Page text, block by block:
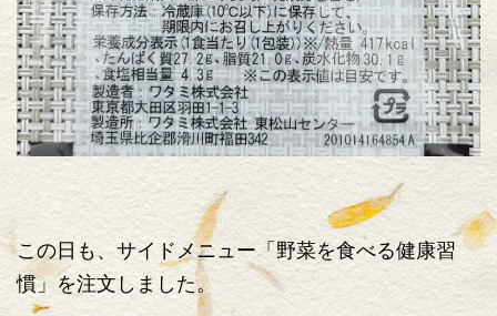
この日も、サイドメニュー「野菜を食べる健康習
慣」を注文しました。